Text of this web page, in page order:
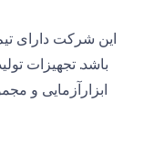
این شرکت دارای
باشد. تجهیزات
ابزارآزمایی و